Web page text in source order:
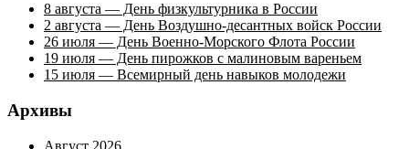
8 августа — День физкультурника в России
2 августа — День Воздушно-десантных войск России
26 июля — День Военно-Морского Флота России
19 июля — День пирожков с малиновым вареньем
15 июля — Всемирный день навыков молодежи
Архивы
Август 2026